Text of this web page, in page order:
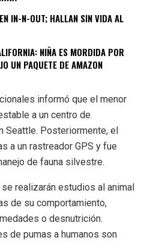
IN-N-OUT; HALLAN SIN VIDA AL
NIÑA ES MORDIDA POR
UN PAQUETE DE AMAZON
informó que el menor
a un centro de
Seattle. Posteriormente, el
a un rastreador GPS y fue
de fauna silvestre.
realizarán estudios al animal
de su comportamiento,
o desnutrición.
de pumas a humanos son